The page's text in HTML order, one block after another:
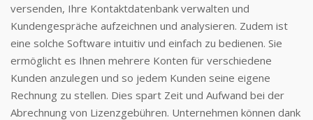
versenden, Ihre Kontaktdatenbank verwalten und
Kundengespräche aufzeichnen und analysieren. Zudem ist
eine solche Software intuitiv und einfach zu bedienen. Sie
ermöglicht es Ihnen mehrere Konten für verschiedene
Kunden anzulegen und so jedem Kunden seine eigene
Rechnung zu stellen. Dies spart Zeit und Aufwand bei der
Abrechnung von Lizenzgebühren. Unternehmen können dank